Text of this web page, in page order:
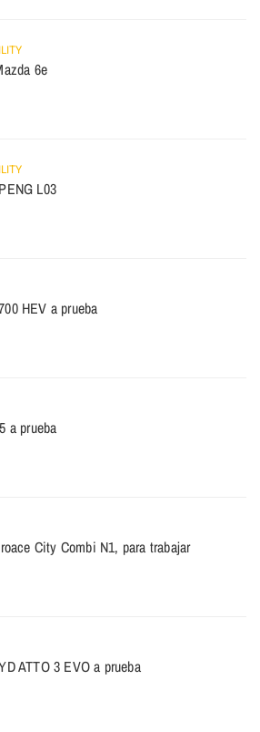
6e
L03
HEV a prueba
a prueba
City Combi N1, para trabajar
ATTO 3 EVO a prueba